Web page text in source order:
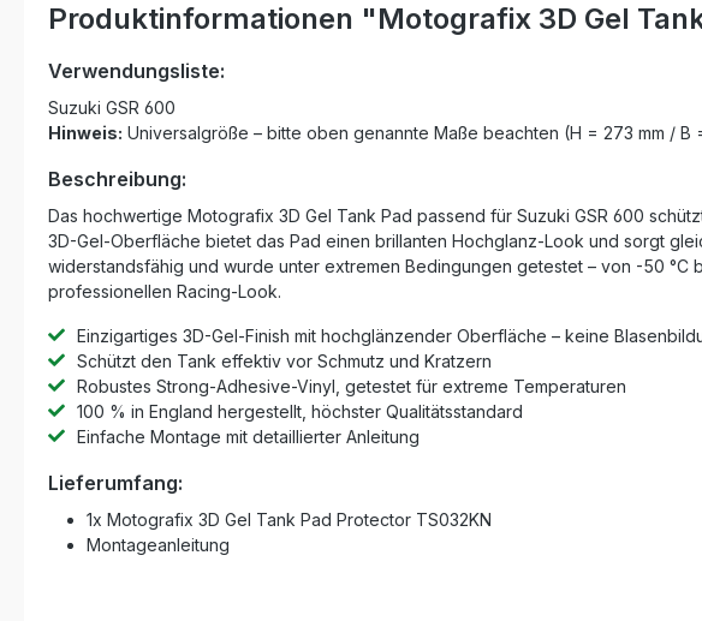
Produktinformationen "Motografix 3D Gel
Verwendungsliste:
Suzuki GSR 600
Hinweis: Universalgröße – bitte oben genannte Maße beachten (H = 273 mm / B
Beschreibung:
Das hochwertige Motografix 3D Gel Tank Pad passend für Suzuki GSR 600
3D-Gel-Oberfläche bietet das Pad einen brillanten Hochglanz-Look und sorgt
widerstandsfähig und wurde unter extremen Bedingungen getestet – von -50 °C
professionellen Racing-Look.
Einzigartiges 3D-Gel-Finish mit hochglänzender Oberfläche – keine
Schützt den Tank effektiv vor Schmutz und Kratzern
Robustes Strong-Adhesive-Vinyl, getestet für extreme Temperaturen
100 % in England hergestellt, höchster Qualitätsstandard
Einfache Montage mit detaillierter Anleitung
Lieferumfang:
1x Motografix 3D Gel Tank Pad Protector TS032KN
Montageanleitung